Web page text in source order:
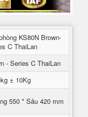
KS80N Brown-
C ThaiLan
- Series C ThaiLan
± 10Kg
550 * Sâu 420 mm